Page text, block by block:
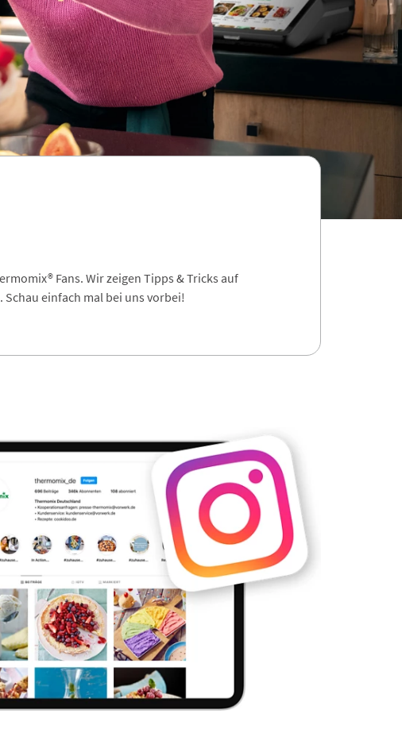
Fans. Wir zeigen Tipps & Tricks auf
einfach mal bei uns vorbei!